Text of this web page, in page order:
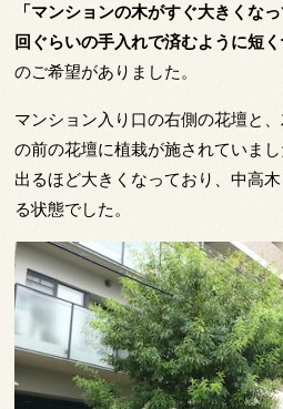
「マンションの木がすぐ大きくな
回ぐらいの手入れで済むように短
のご希望がありました。
マンション入り口の右側の花壇と
の前の花壇に植栽が施されていま
出るほど大きくなっており、中高
る状態でした。